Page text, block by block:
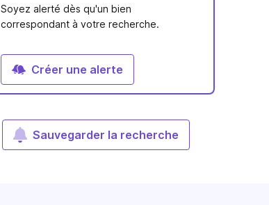
Soyez alerté dès qu'un bien
correspondant à votre recherche.
Créer une alerte
Sauvegarder la recherche